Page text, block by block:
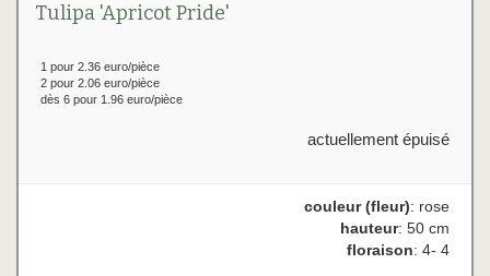
Tulipa 'Apricot Pride'
1 pour 2.36 euro/pièce
2 pour 2.06 euro/pièce
dès 6 pour 1.96 euro/pièce
actuellement épuisé
couleur (fleur): rose
hauteur: 50 cm
floraison: 4- 4